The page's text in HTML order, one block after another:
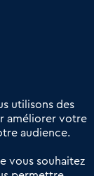
utilisons des
améliorer votre
audience.
vous souhaitez